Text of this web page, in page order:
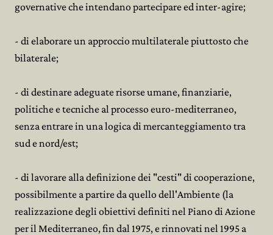
governative che intendano partecipare ed inter-agire;
- di elaborare un approccio multilaterale piuttosto che
bilaterale;
- di destinare adeguate risorse umane, finanziarie,
politiche e tecniche al processo euro-mediterraneo,
senza entrare in una logica di mercanteggiamento tra
sud e nord/est;
- di lavorare alla definizione dei "cesti" di cooperazione,
possibilmente a partire da quello dell'Ambiente (la
realizzazione degli obiettivi definiti nel Piano di Azione
per il Mediterraneo, fin dal 1975, e rinnovati nel 1995 a